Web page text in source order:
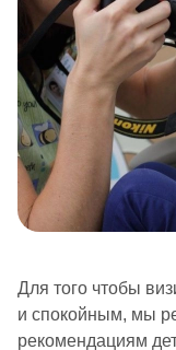
Для того чтобы
и спокойным, мы
рекомендациям